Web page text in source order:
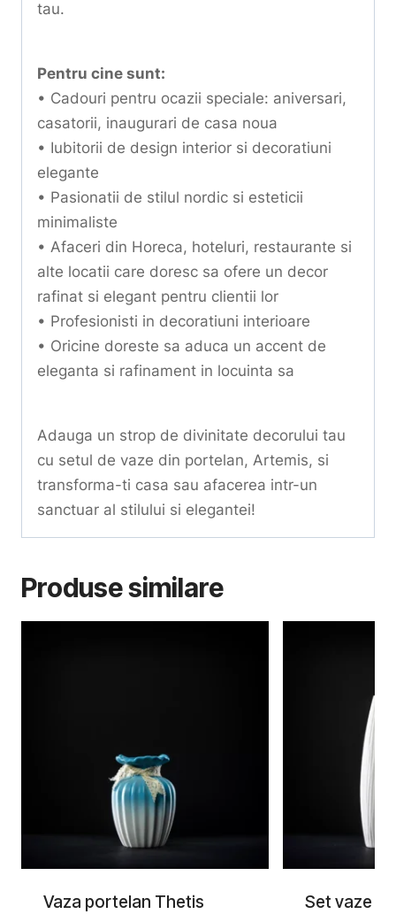
tau.
Pentru cine sunt:
• Cadouri pentru ocazii speciale: aniversari,
casatorii, inaugurari de casa noua
• Iubitorii de design interior si decoratiuni
elegante
• Pasionatii de stilul nordic si esteticii
minimaliste
• Afaceri din Horeca, hoteluri, restaurante si
alte locatii care doresc sa ofere un decor
rafinat si elegant pentru clientii lor
• Profesionisti in decoratiuni interioare
• Oricine doreste sa aduca un accent de
eleganta si rafinament in locuinta sa
Adauga un strop de divinitate decorului tau
cu setul de vaze din portelan, Artemis, si
transforma-ti casa sau afacerea intr-un
sanctuar al stilului si elegantei!
Produse similare
Vaza portelan Thetis Set vaze